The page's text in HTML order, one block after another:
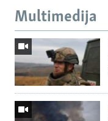
Multimedija